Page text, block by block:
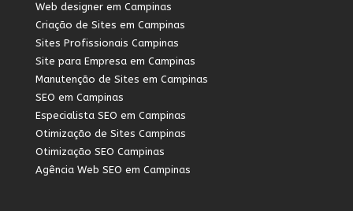
Web designer em Campinas
Criação de Sites em Campinas
Sites Profissionais Campinas
Site para Empresa em Campinas
Manutenção de Sites em Campinas
SEO em Campinas
Especialista SEO em Campinas
Otimização de Sites Campinas
Otimização SEO Campinas
Agência Web SEO em Campinas